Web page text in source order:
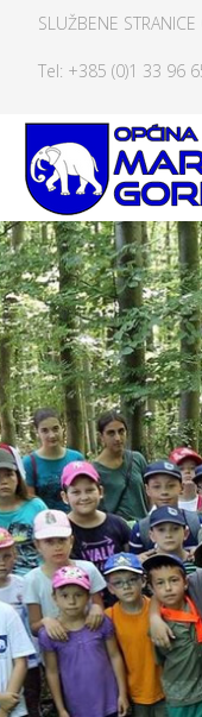
SLUŽBENE
Tel: +385 (0)1 33 96